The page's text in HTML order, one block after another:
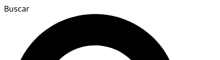
Buscar